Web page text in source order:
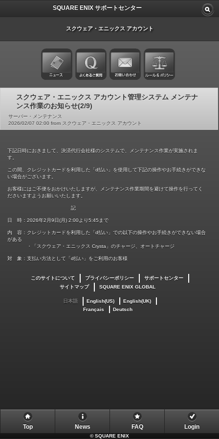
SQUARE ENIX サポートセンター
スクウェア・エニックス アカウント
スクウェア・エニックス アカウント管理システム メンテナ
ンス作業のお知らせ(2/9)
サーバー・メンテナンス
2026/02/07 02:00 from スクウェア・エニックス アカウント
下記日時におきまして、決済代行会社様のシステムで、メンテナンス作業が実施されま
す。
この間、クレジットカードを利用した「d払い」を使用して下記の操作やお手続きができな
い場合がございます。
お客様にはご不便をおかけいたしますが、メンテナンス作業期間を避けて操作を行ってく
ださいますようお願いいたします。
記
日 時：2026年2月9日(月) 2:00より5:45まで
内 容：クレジットカードを利用した「d払い」での以下の操作やお手続きができない場合
がある
・「スクウェア・エニックス Crysta」のチャージ、オートチャージ
対 象：支払い方法として「d払い」をご利用のお客様
このサイトについて プライバシーポリシー
サポートセンター
サイトマップ
SQUARE ENIX GLOBAL
日本語 English(US)
English(UK)
Français
Deutsch
Top News FAQ Login
©SQUARE ENIX